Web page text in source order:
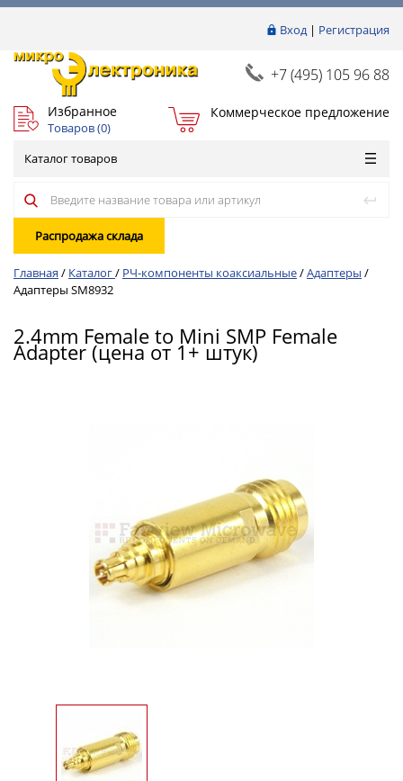
Вход| Регистрация
+7 (495) 105 96 88
Избранное
Товаров (0)
Коммерческое предложение
Каталог товаров
Распродажа склада
Главная / Каталог/ РЧ-компоненты коаксиальные/Адаптеры /
Адаптеры SM8932
2.4mm Female to Mini SMP Female
Adapter (цена от 1+ штук)